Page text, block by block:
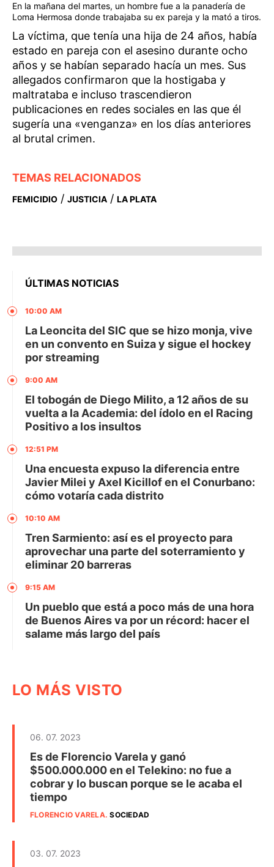
En la mañana del martes, un hombre fue a la panadería de
Loma Hermosa donde trabajaba su ex pareja y la mató a tiros.
La víctima, que tenía una hija de 24 años, había
estado en pareja con el asesino durante ocho
años y se habían separado hacía un mes. Sus
allegados confirmaron que la hostigaba y
maltrataba e incluso trascendieron
publicaciones en redes sociales en las que él
sugería una «venganza» en los días anteriores
al brutal crimen.
TEMAS RELACIONADOS
FEMICIDIO / JUSTICIA / LA PLATA
ÚLTIMAS NOTICIAS
10:00 AM
La Leoncita del SIC que se hizo monja, vive
en un convento en Suiza y sigue el hockey
por streaming
9:00 AM
El tobogán de Diego Milito, a 12 años de su
vuelta a la Academia: del ídolo en el Racing
Positivo a los insultos
12:51 PM
Una encuesta expuso la diferencia entre
Javier Milei y Axel Kicillof en el Conurbano:
cómo votaría cada distrito
10:10 AM
Tren Sarmiento: así es el proyecto para
aprovechar una parte del soterramiento y
eliminar 20 barreras
9:15 AM
Un pueblo que está a poco más de una hora
de Buenos Aires va por un récord: hacer el
salame más largo del país
LO MÁS VISTO
06. 07. 2023
Es de Florencio Varela y ganó
$500.000.000 en el Telekino: no fue a
cobrar y lo buscan porque se le acaba el
tiempo
FLORENCIO VARELA.SOCIEDAD
03. 07. 2023